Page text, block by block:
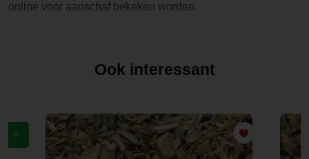
online voor aanschaf bekeken worden.
Ook interessant